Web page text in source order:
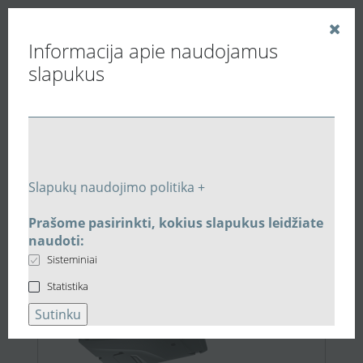
Informacija apie naudojamus
slapukus
Slapukų naudojimo politika +
Prašome pasirinkti, kokius slapukus leidžiate
naudoti:
Sisteminiai
Statistika
Sutinku
Vedinu.LT
Akcija 1.199,00 €